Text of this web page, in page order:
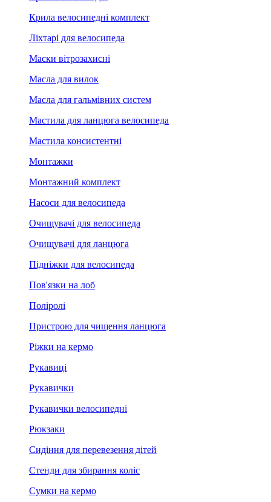
Крила велосипедні комплект
Ліхтарі для велосипеда
Маски вітрозахисні
Масла для вилок
Масла для гальмівних систем
Мастила для ланцюга велосипеда
Мастила консистентні
Монтажки
Монтажний комплект
Насоси для велосипеда
Очищувачі для велосипеда
Очищувачі для ланцюга
Підніжки для велосипеда
Пов'язки на лоб
Поліролі
Пристрою для чищення ланцюга
Ріжки на кермо
Рукавиці
Рукавички
Рукавички велосипедні
Рюкзаки
Сидіння для перевезення дітей
Стенди для збирання коліс
Сумки на кермо